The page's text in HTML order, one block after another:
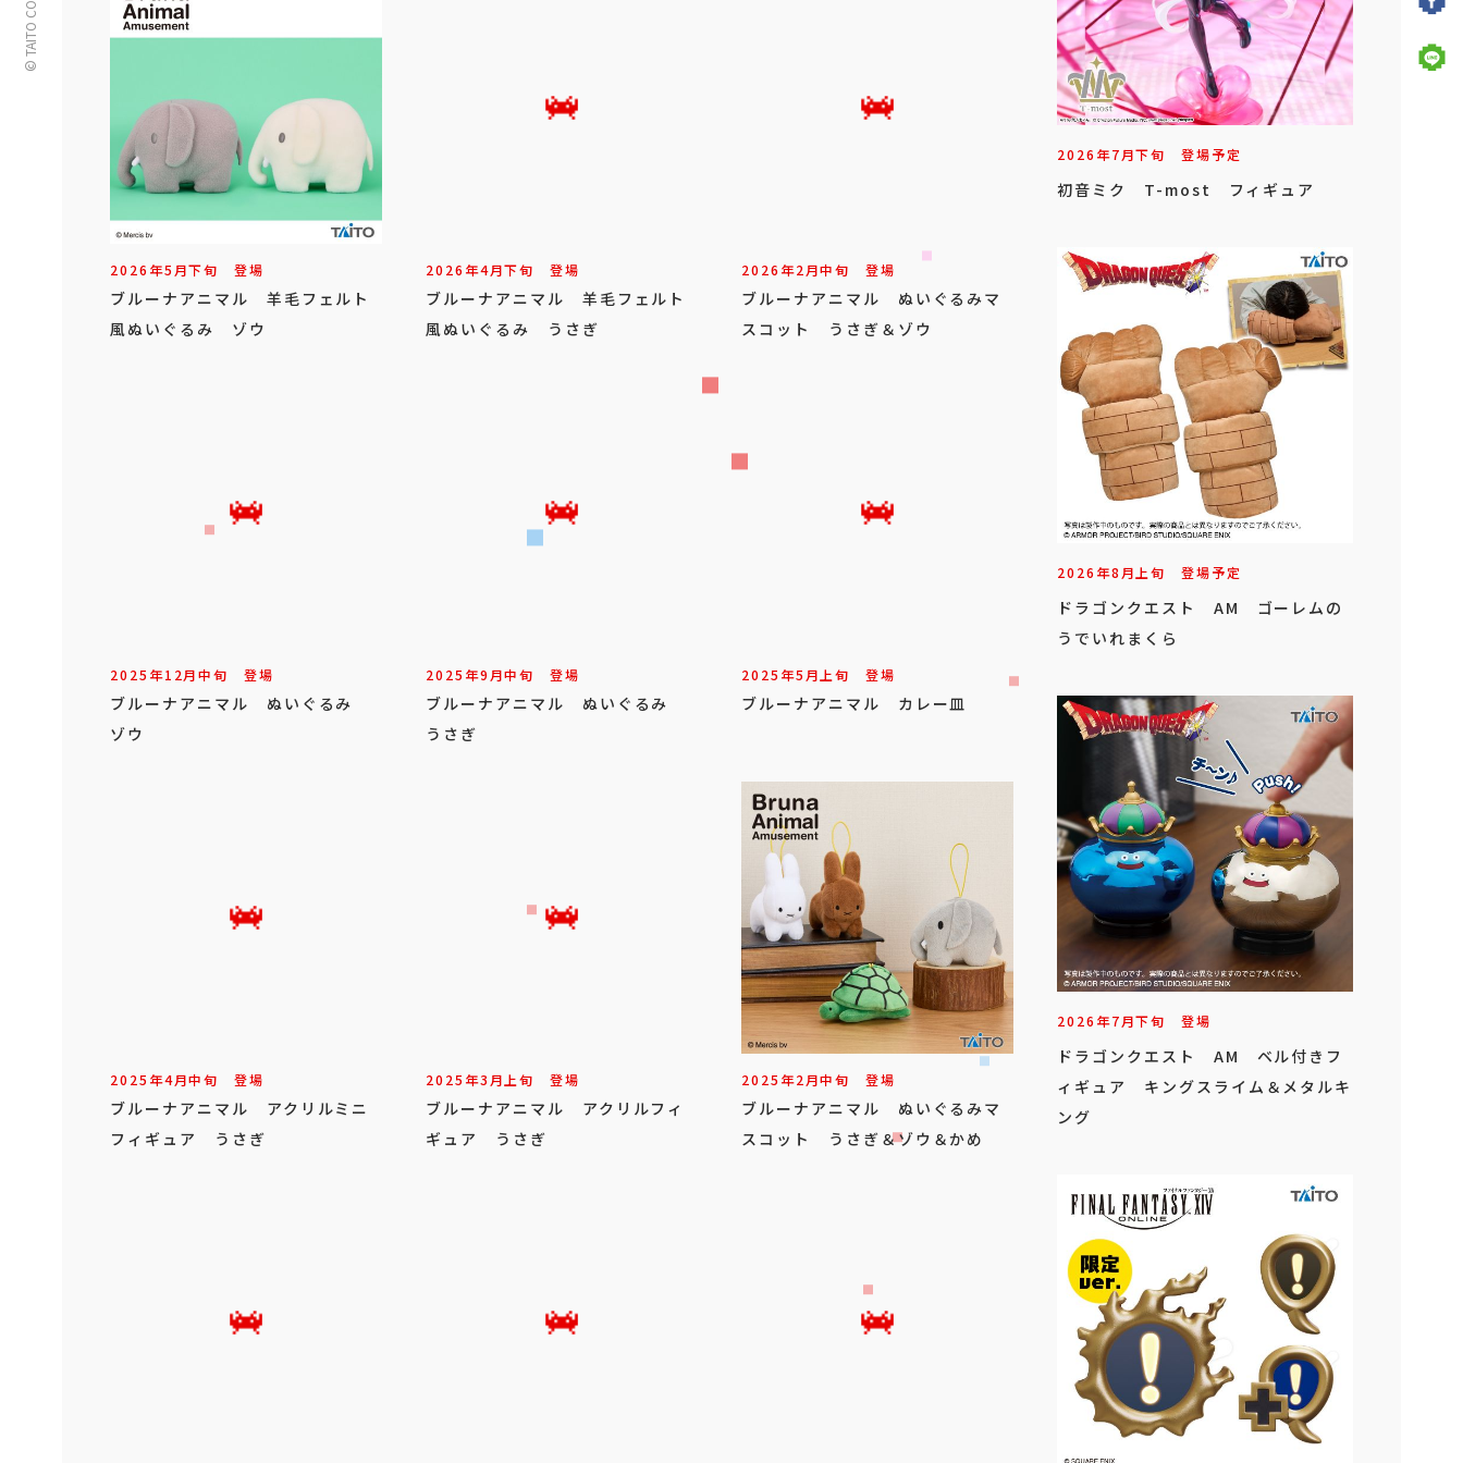
2026年5月下旬 登場
ブルーナアニマル 羊毛フェルト
風ぬいぐるみ ゾウ
2026年4月下旬 登場
ブルーナアニマル 羊毛フェルト
風ぬいぐるみ うさぎ
2026年2月中旬 登場
ブルーナアニマル ぬいぐるみマ
スコット うさぎ＆ゾウ
2025年12月中旬 登場
ブルーナアニマル ぬいぐるみ
ゾウ
2025年9月中旬 登場
ブルーナアニマル ぬいぐるみ
うさぎ
2025年5月上旬 登場
ブルーナアニマル カレー皿
2025年4月中旬 登場
ブルーナアニマル アクリルミニ
フィギュア うさぎ
2025年3月上旬 登場
ブルーナアニマル アクリルフィ
ギュア うさぎ
2025年2月中旬 登場
ブルーナアニマル ぬいぐるみマ
スコット うさぎ＆ゾウ＆かめ
2026年7月下旬 登場予定
初音ミク T-most フィギュア
2026年8月上旬 登場予定
ドラゴンクエスト AM ゴーレムの
うでいれまくら
2026年7月下旬 登場
ドラゴンクエスト AM ベル付きフ
ィギュア キングスライム＆メタルキ
ング